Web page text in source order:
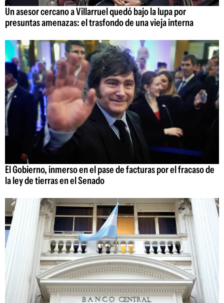
Un asesor cercano a Villarruel quedó bajo la lupa por
presuntas amenazas: el trasfondo de una vieja interna
El Gobierno, inmerso en el pase de facturas por el fracaso de
la ley de tierras en el Senado